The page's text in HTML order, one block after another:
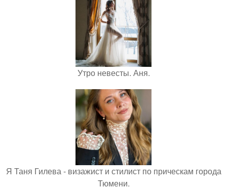
Утро невесты. Аня.
Я Таня Гилева - визажист и стилист по прическам города
Тюмени.